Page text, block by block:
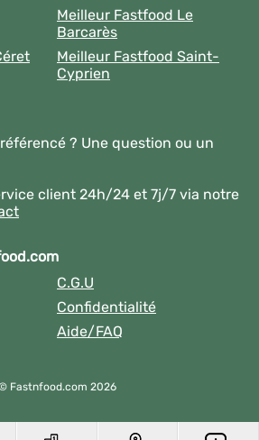
Meilleur Fastfood Le
Barcarès
Meilleur Fastfood Saint-
Cyprien
? Une question ou un
client 24h/24 et 7j/7 via notre
C.G.U
Confidentialité
Aide/FAQ
Fastnfood.com 2026